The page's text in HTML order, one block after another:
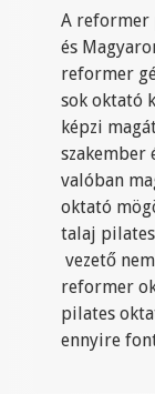
A reformer
és
reformer
sok oktató
képzi
szakember
valóban
oktató
talaj pilates
vezető
reformer
pilates
ennyire